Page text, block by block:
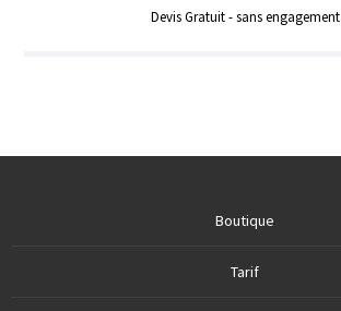
Devis Gratuit - sans engagement
Boutique
Tarif